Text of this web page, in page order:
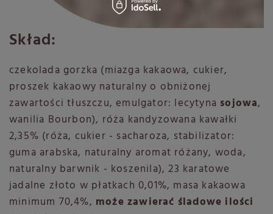
Skład:
czekolada gorzka (miazga kakaowa, cukier,
proszek kakaowy naturalny o obniżonej
zawartości tłuszczu, emulgator: lecytyna sojowa,
wanilia Bourbon), róża kandyzowana kawałki
2,35% (róża, cukier - sacharoza, stabilizator:
guma arabska, naturalny aromat różany, woda,
naturalny barwnik - koszenila), 23 karatowe
jadalne złoto w płatkach 0,01%, masa kakaowa
minimum 70,4%, może zawierać śladowe ilości